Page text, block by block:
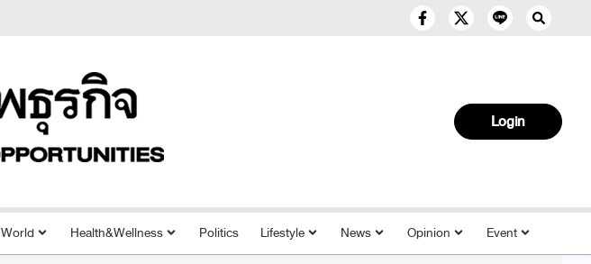
Login
World Health&Wellness Politics Lifestyle News Opinion Event